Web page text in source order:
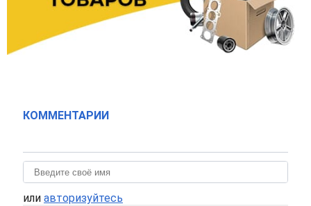
КОММЕНТАРИИ
или авторизуйтесь